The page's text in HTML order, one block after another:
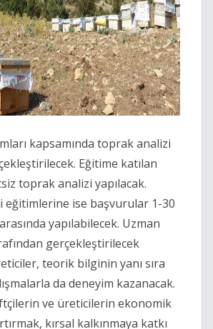
kapsamında toprak analizi
Eğitime katılan
toprak analizi yapılacak.
eğitimlerine ise başvurular 1-30
yapılabilecek. Uzman
gerçekleştirilecek
teorik bilginin yanı sıra
da deneyim kazanacak.
ve üreticilerin ekonomik
kırsal kalkınmaya katkı